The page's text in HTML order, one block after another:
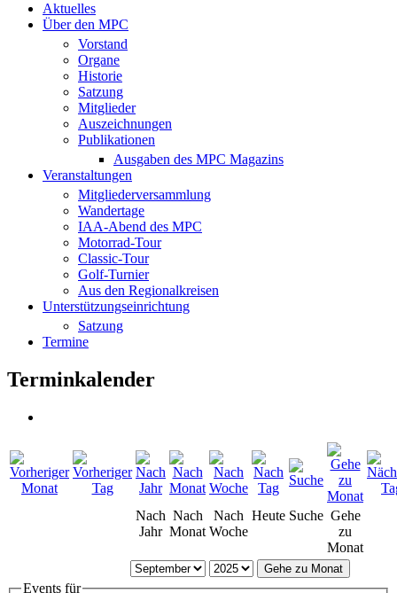
Aktuelles
Über den MPC
Vorstand
Organe
Historie
Satzung
Mitglieder
Auszeichnungen
Publikationen
Ausgaben des MPC Magazins
Veranstaltungen
Mitgliederversammlung
Wandertage
IAA-Abend des MPC
Motorrad-Tour
Classic-Tour
Golf-Turnier
Aus den Regionalkreisen
Unterstützungseinrichtung
Satzung
Termine
Terminkalender
Nach
Jahr
Nach
Monat
Nach
Woche
Heute Suche Gehe
zu
Monat
Gehe zu Monat
Events für